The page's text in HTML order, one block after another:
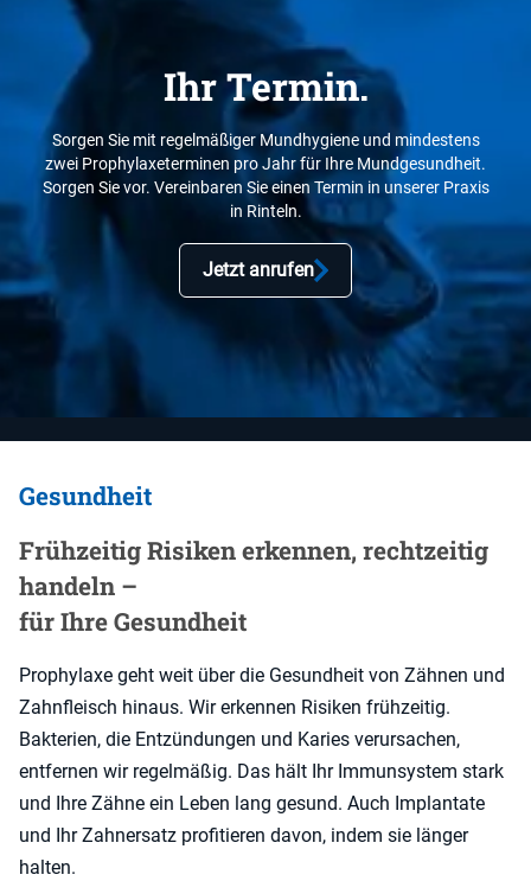
Ihr Termin.
Sorgen Sie mit regelmäßiger Mundhygiene und mindestens
zwei Prophylaxeterminen pro Jahr für Ihre Mundgesundheit.
Sorgen Sie vor. Vereinbaren Sie einen Termin in unserer Praxis
in Rinteln.
Jetzt anrufen
Gesundheit
Frühzeitig Risiken erkennen, rechtzeitig
handeln –
für Ihre Gesundheit
Prophylaxe geht weit über die Gesundheit von Zähnen und
Zahnfleisch hinaus. Wir erkennen Risiken frühzeitig.
Bakterien, die Entzündungen und Karies verursachen,
entfernen wir regelmäßig. Das hält Ihr Immunsystem stark
und Ihre Zähne ein Leben lang gesund. Auch Implantate
und Ihr Zahnersatz profitieren davon, indem sie länger
halten.